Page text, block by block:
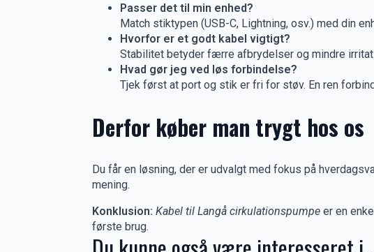
Passer det til min enhed?
Match stiktypen (USB-C, Lightning, osv.) med din
Hvorfor er et godt kabel vigtigt?
Stabilitet betyder færre afbrydelser og mindre
Hvad gør jeg ved løs forbindelse?
Tjek først at port og stik er fri for støv. En ren
Derfor køber man trygt hos os
Du får en løsning, der er udvalgt med fokus på
mening.
Konklusion: Kabel til Langå cirkulationspumpe er en
første brug.